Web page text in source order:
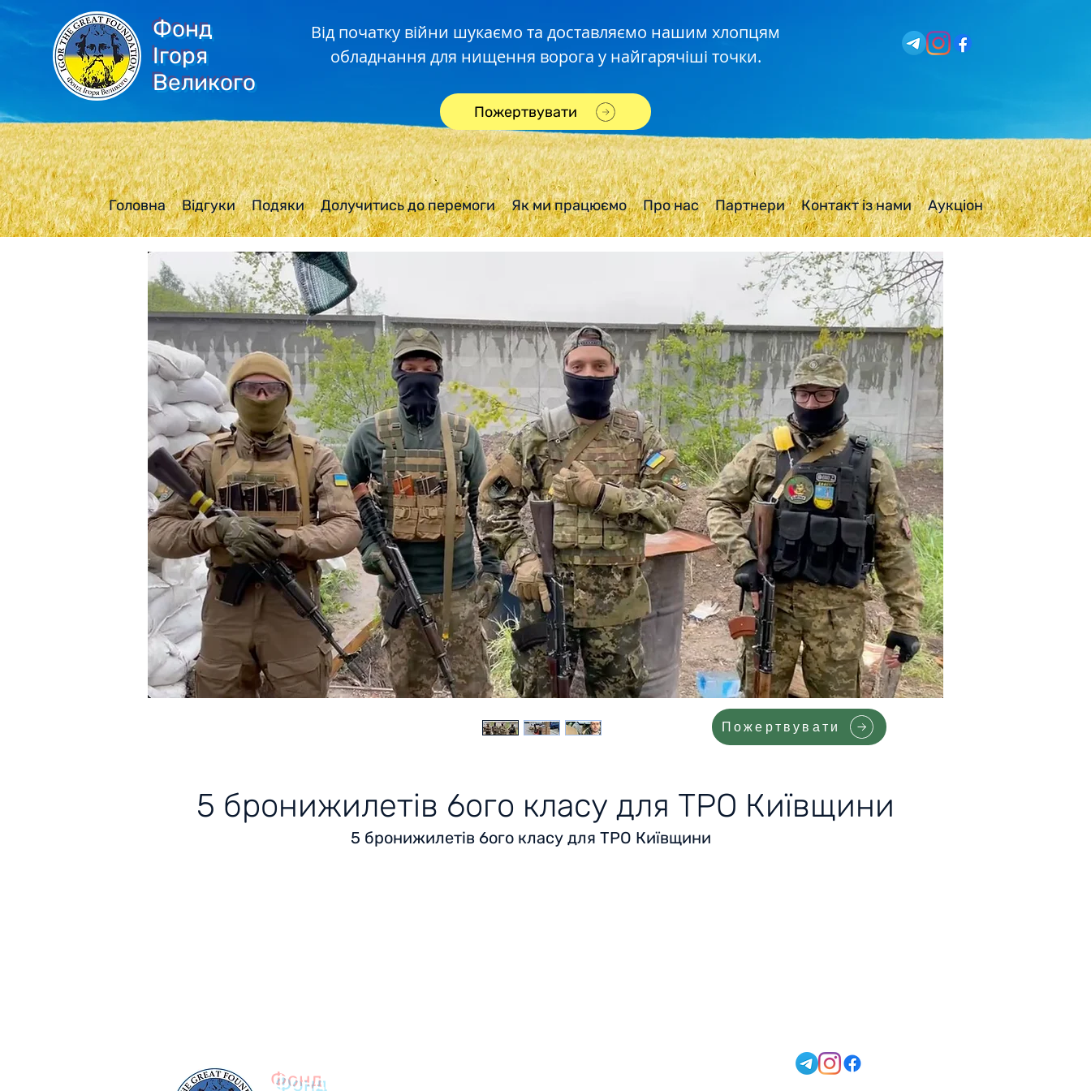
Фонд
Ігоря
Великого
Від початку війни шукаємо та доставляємо нашим хлопцям
обладнання для нищення ворога у найгарячіші точки.
Пожертвувати
Головна Відгуки Подяки Долучитись до перемоги Як ми працюємо Про нас Партнери Контакт із нами Аукціон
5 бронижилетів 6ого класу для ТРО Київщини
5 бронижилетів 6ого класу для ТРО Київщини
Пожертвувати
Фонд